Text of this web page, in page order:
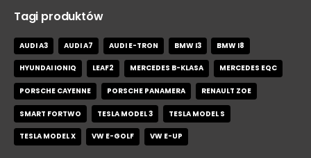
Tagi produktów
AUDI A3 AUDI A7 AUDI E-TRON BMW I3 BMW I8
HYUNDAI IONIQ LEAF2 MERCEDES B-KLASA MERCEDES EQC
PORSCHE CAYENNE PORSCHE PANAMERA RENAULT ZOE
SMART FORTWO TESLA MODEL 3 TESLA MODEL S
TESLA MODEL X VW E-GOLF VW E-UP